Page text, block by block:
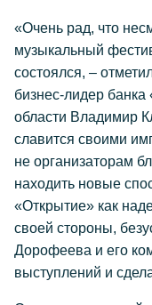
«Очень рад, что
музыкальный
состоялся, –
бизнес-лидер банка
области Владимир
славится своими
не организаторам
находить новые
«Открытие» как
своей стороны,
Дорофеева и его
выступлений и